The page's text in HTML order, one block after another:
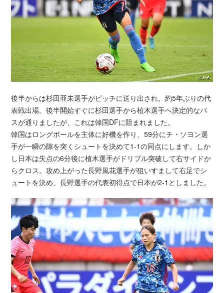
後半からは杉田亜未選手がピッチに送り出され、約5年ぶりの代
表戦出場。後半開始すぐに杉田選手から植木選手へ決定的なパ
スが通りましたが、これは韓国DFに阻まれました。
韓国はロングボールを主体に好機を作り、59分にチ・ソヨン選
手が一瞬の隙を突くシュートを決めて1-1の同点にします。しか
し日本は失点の6分後に植木選手がドリブル突破して右サイドか
らクロス。攻め上がった長野風花選手が狙いすまして右足でシ
ュートを決め、長野選手の代表初得点で日本が2-1としました。